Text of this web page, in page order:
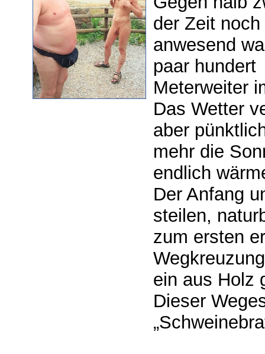
der Zeit
anwesend
paar hundert
Meterweiter
Das Wetter
aber
mehr die
endlich
Der Anfang
steilen,
zum ersten
ein aus Holz
Dieser